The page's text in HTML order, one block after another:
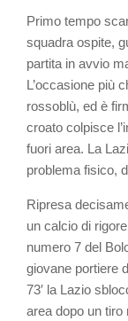
Primo tempo
squadra ospite,
partita in avvio
L’occasione più
rossoblù, ed è
croato colpisce
fuori area. La
problema fisico,
Ripresa
un calcio di
numero 7 del
giovane portiere
73′ la Lazio
area dopo un tiro